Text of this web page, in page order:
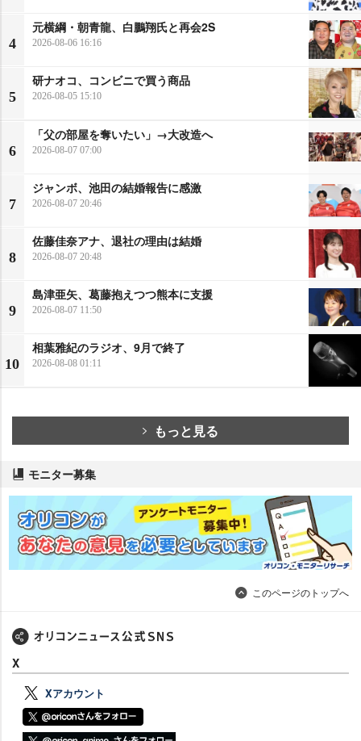
4
元横綱・朝青龍、白鵬翔氏と再会2S
2026-08-06 16:16
5
研ナオコ、コンビニで買う商品
2026-08-05 15:10
6
「父の部屋を奪いたい」→大改造へ
2026-08-07 07:00
7
ジャンボ、池田の結婚報告に感激
2026-08-07 20:46
8
佐藤佳奈アナ、退社の理由は結婚
2026-08-07 20:48
9
島津亜矢、葛藤抱えつつ熊本に支援
2026-08-07 11:50
10
相葉雅紀のラジオ、9月で終了
2026-08-08 01:11
もっと見る
モニター募集
このページのトップへ
X
Xアカウント